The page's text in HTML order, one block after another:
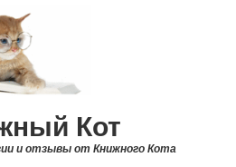
Кот
и отзывы от Книжного Кота